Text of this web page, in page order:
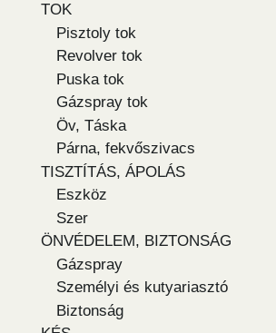
TOK
Pisztoly tok
Revolver tok
Puska tok
Gázspray tok
Öv, Táska
Párna, fekvőszivacs
TISZTÍTÁS, ÁPOLÁS
Eszköz
Szer
ÖNVÉDELEM, BIZTONSÁG
Gázspray
Személyi és kutyariasztó
Biztonság